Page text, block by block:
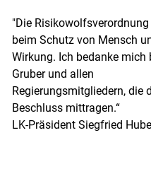
"Die
beim Schutz von Mensch
Wirkung. Ich bedanke mich
Gruber und allen
Regierungsmitgliedern, die
Beschluss mittragen.“
LK-Präsident Siegfried